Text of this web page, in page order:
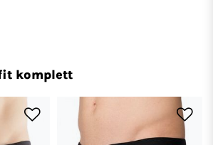
komplett